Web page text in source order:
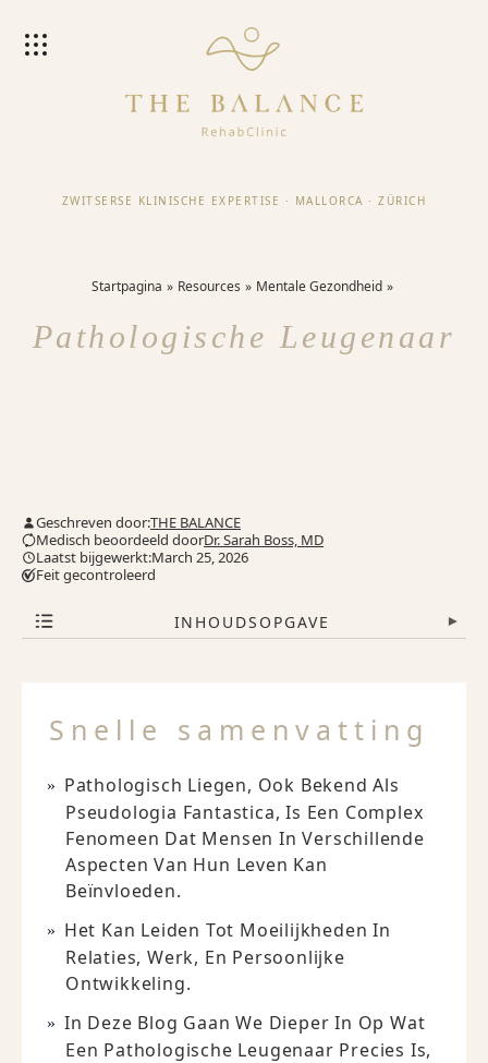
ZWITSERSE KLINISCHE EXPERTISE · MALLORCA · ZÜRICH
Startpagina Resources Mentale Gezondheid
Pathologische Leugenaar
Geschreven door:THE BALANCE
Medisch beoordeeld doorDr. Sarah Boss, MD
Laatst bijgewerkt:March 25, 2026
Feit gecontroleerd
INHOUDSOPGAVE ▾
Snelle samenvatting
Pathologisch Liegen, Ook Bekend Als
Pseudologia Fantastica, Is Een Complex
Fenomeen Dat Mensen In Verschillende
Aspecten Van Hun Leven Kan
Beïnvloeden.
Het Kan Leiden Tot Moeilijkheden In
Relaties, Werk, En Persoonlijke
Ontwikkeling.
In Deze Blog Gaan We Dieper In Op Wat
Een Pathologische Leugenaar Precies Is,